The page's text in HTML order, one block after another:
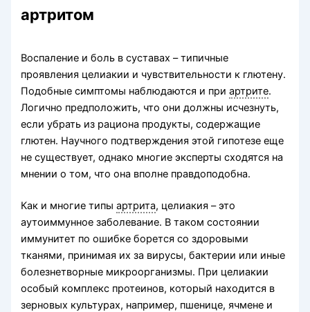
артритом
Воспаление и боль в суставах – типичные
проявления целиакии и чувствительности к глютену.
Подобные симптомы наблюдаются и приартрите.
Логично предположить, что они должны исчезнуть,
если убрать из рациона продукты, содержащие
глютен. Научного подтверждения этой гипотезе еще
не существует, однако многие эксперты сходятся на
мнении о том, что она вполне правдоподобна.
Как и многие типыартрита, целиакия – это
аутоиммунное заболевание. В таком состоянии
иммунитет по ошибке борется со здоровыми
тканями, принимая их за вирусы, бактерии или иные
болезнетворные микроорганизмы. При целиакии
особый комплекс протеинов, который находится в
зерновых культурах, например, пшенице, ячмене и